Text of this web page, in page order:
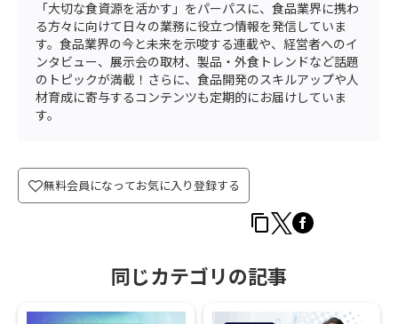
「大切な食資源を活かす」をパーパスに、食品業界に携わ
る方々に向けて日々の業務に役立つ情報を発信していま
す。食品業界の今と未来を示唆する連載や、経営者へのイ
ンタビュー、展示会の取材、製品・外食トレンドなど話題
のトピックが満載！さらに、食品開発のスキルアップや人
材育成に寄与するコンテンツも定期的にお届けしていま
す。
無料会員になってお気に入り登録する
同じカテゴリの記事